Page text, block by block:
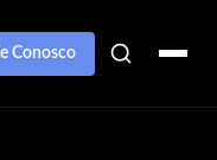
Conosco